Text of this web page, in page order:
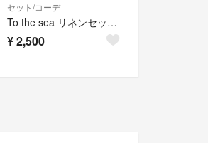
セット/コーデ
To the sea リネンセットアップ
¥2,500